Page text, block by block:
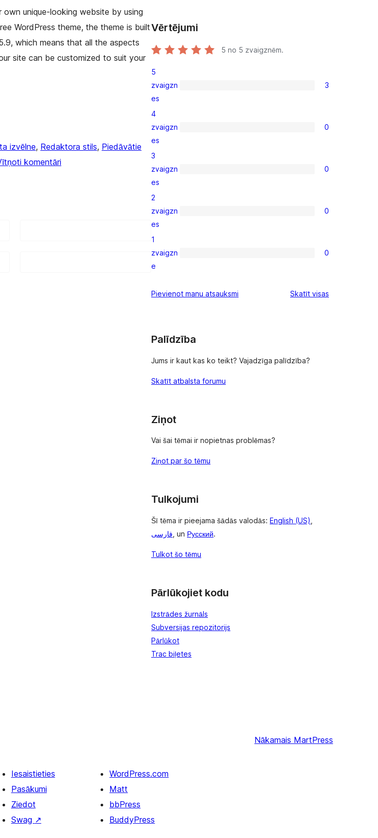
unique-looking website by using
WordPress theme, the theme is built
which means that all the aspects
site can be customized to suit your
izvēlne, Redaktora stils, Piedāvātie
komentāri
Vērtējumi
5 no 5 zvaigznēm.
star
reviews
5
zvaigzn
es
3
star
reviews
4
zvaigzn
es
0
star
reviews
3
zvaigzn
es
0
star
reviews
2
zvaigzn
es
0
reviews
1
zvaigzn
e
0
Pievienot manu atsauksmi Skatīt visas
Palīdzība
Jums ir kaut kas ko teikt? Vajadzīga palīdzība?
Skatīt atbalsta forumu
Ziņot
Vai šai tēmai ir nopietnas problēmas?
Ziņot par šo tēmu
Tulkojumi
Šī tēma ir pieejama šādās valodās: English (US)
فارسی , un Русский.
Tulkot šo tēmu
Pārlūkojiet kodu
Izstrādes žurnāls
Subversijas repozitorijs
Pārlūkot
Trac biļetes
Nākamais MartPress
Iesaistieties
Pasākumi
Ziedot
Swag ↗
WordPress.com
Matt
bbPress
BuddyPress